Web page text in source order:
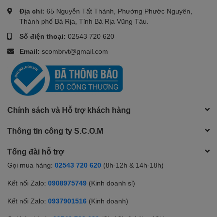
Điện năng tiêu thụ Mức tiêu thụ nguồn (DPMS): 0.5 W
Kích thước
612.7 x 470.0 x 200.4mm (Bao
chân đế)
710.0 x 100.0 x 403.0mm (Thùng
Cân nặng
2.5kg (không bao gồm chân đế)
Phụ kiện
Địa chỉ: 65 Nguyễn Tất Thành, Phường Phước Nguyên,
Thành phố Bà Rịa, Tỉnh Bà Rịa Vũng Tàu.
Số điện thoại: 02543 720 620
Email: scombrvt@gmail.com
Chính sách và Hỗ trợ khách hàng
Thông tin công ty S.C.O.M
Tổng đài hỗ trợ
Gọi mua hàng: 02543 720 620 (8h-12h & 14h-18h)
Kết nối Zalo: 0908975749 (Kinh doanh sỉ)
Kết nối Zalo: 0937901516 (Kinh doanh)